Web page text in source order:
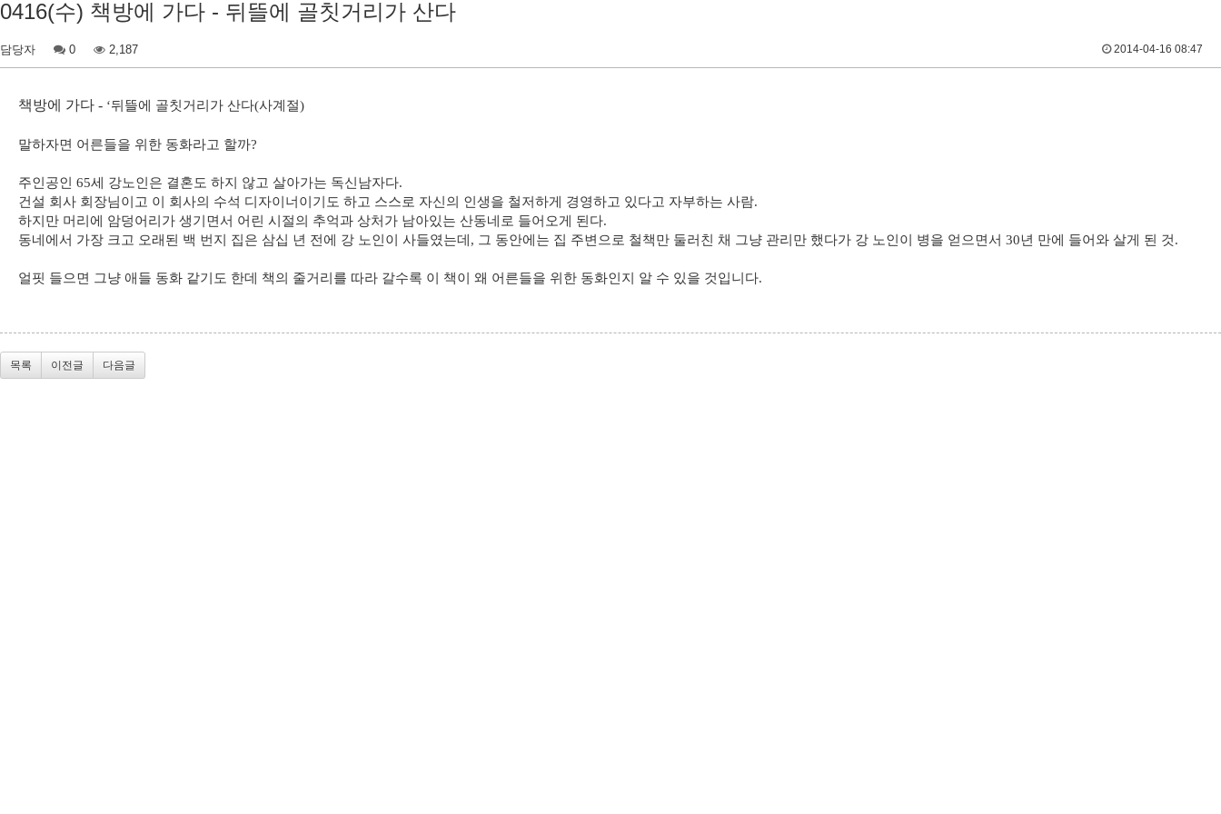
0416(수) 책방에 가다 - 뒤뜰에 골칫거리가 산다
담당자 0 2,187 2014-04-16 08:47
책방에 가다 - ‘뒤뜰에 골칫거리가 산다(사계절)
말하자면 어른들을 위한 동화라고 할까?
주인공인 65세 강노인은 결혼도 하지 않고 살아가는 독신남자다.
건설 회사 회장님이고 이 회사의 수석 디자이너이기도 하고 스스로 자신의 인생을 철저하게 경영하고 있다고 자부하는 사람.
하지만 머리에 암덩어리가 생기면서 어린 시절의 추억과 상처가 남아있는 산동네로 들어오게 된다.
동네에서 가장 크고 오래된 백 번지 집은 삼십 년 전에 강 노인이 사들였는데, 그 동안에는 집 주변으로 철책만 둘러친 채 그냥 관리만 했다가 강 노인이 병을 얻으면서 30년 만에 들어와 살게 된 것.
얼핏 들으면 그냥 애들 동화 같기도 한데 책의 줄거리를 따라 갈수록 이 책이 왜 어른들을 위한 동화인지 알 수 있을 것입니다.
목록 이전글 다음글